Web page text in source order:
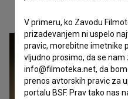
V primeru, ko Zavodu
prizadevanjem ni uspelo
pravic, morebitne imetnike
vljudno prosimo, da se nam
info@filmoteka.net, da
prenos avtorskih pravic za
portalu BSF. Prav tako nas